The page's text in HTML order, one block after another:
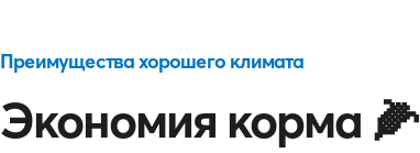
Преимущества хорошего климата
Экономия корма 🌽